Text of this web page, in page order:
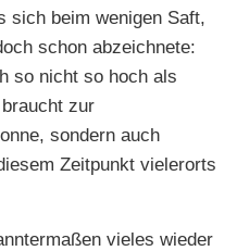
sich beim wenigen Saft,
schon abzeichnete:
so nicht so hoch als
zur
sondern auch
Zeitpunkt vielerorts
vieles wieder